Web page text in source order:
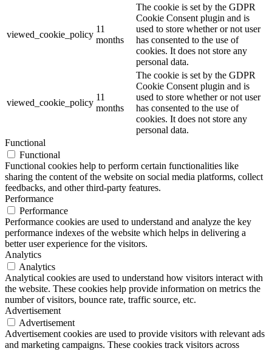
viewed_cookie_policy
11
months
The cookie is set by the GDPR
Cookie Consent plugin and is
used to store whether or not user
has consented to the use of
cookies. It does not store any
personal data.
viewed_cookie_policy
11
months
The cookie is set by the GDPR
Cookie Consent plugin and is
used to store whether or not user
has consented to the use of
cookies. It does not store any
personal data.
Functional
Functional
Functional cookies help to perform certain functionalities like
sharing the content of the website on social media platforms, collect
feedbacks, and other third-party features.
Performance
Performance
Performance cookies are used to understand and analyze the key
performance indexes of the website which helps in delivering a
better user experience for the visitors.
Analytics
Analytics
Analytical cookies are used to understand how visitors interact with
the website. These cookies help provide information on metrics the
number of visitors, bounce rate, traffic source, etc.
Advertisement
Advertisement
Advertisement cookies are used to provide visitors with relevant ads
and marketing campaigns. These cookies track visitors across